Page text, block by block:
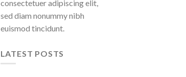
consectetuer adipiscing elit,
sed diam nonummy nibh
euismod tincidunt.
LATEST POSTS